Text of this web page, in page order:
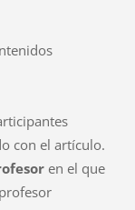
con el artículo.
en el que